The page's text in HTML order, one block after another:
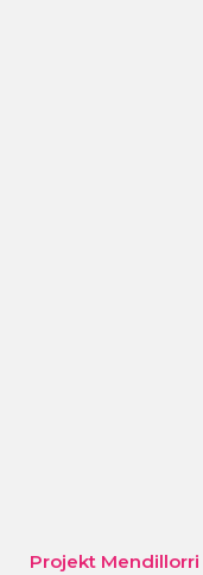
Projekt Mendillorri